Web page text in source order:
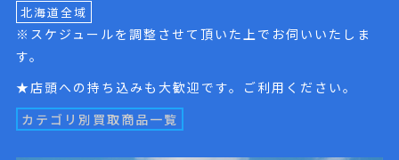
北海道全域
※スケジュールを調整させて頂いた上でお伺いいたしま
す。
★店頭への持ち込みも大歓迎です。ご利用ください。
カテゴリ別買取商品一覧